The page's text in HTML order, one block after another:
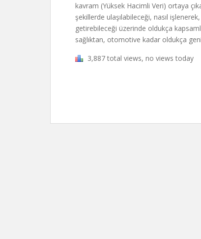
kavram (Yüksek Hacimli Veri) ortaya
şekillerde ulaşılabileceği, nasıl
getirebileceği üzerinde oldukça
sağlıktan, otomotive kadar oldukça
3,887 total views, no views today